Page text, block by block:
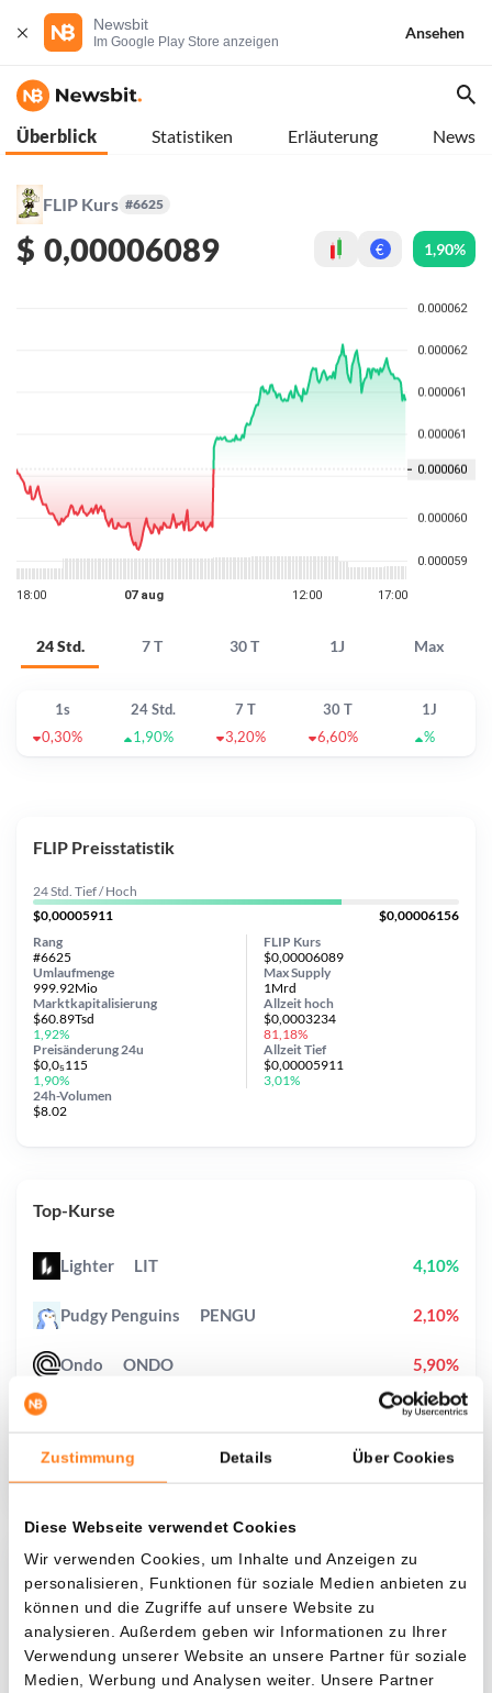
Zustimmung Details Über Cookies
Diese Webseite verwendet Cookies
Wir verwenden Cookies, um Inhalte und Anzeigen zu
personalisieren, Funktionen für soziale Medien anbieten zu
können und die Zugriffe auf unsere Website zu
analysieren. Außerdem geben wir Informationen zu Ihrer
Verwendung unserer Website an unsere Partner für soziale
Medien, Werbung und Analysen weiter. Unsere Partner
Newsbit
Im Google Play Store anzeigen
Ansehen
Überblick Statistiken Erläuterung News
FLIP Kurs #6625
$ 0,00006089 € 1,90%
24 Std. 7 T 30 T 1J Max
1s 24 Std. 7 T 30 T
1J
0,30%
1,90% 3,20% 6,60% %
Was, wenn ich...?
Zie hoeveel waarde je vandaag zou hebben als
je dollar-cost averaging had toegepast op
verschillende cryptocurrencies.
FLIP Preisstatistik
24 Std. Tief / Hoch
$0,00005911
$0,00006156
FLIP Kurs
$0,00006089
Umlaufmenge
999.92Mio
Preisänderung 24u
$0,0₅115
1,90%
Max Supply
1Mrd
Marktkapitalisierung
$60.89Tsd
1,92%
24h-Volumen
$8.02
Rang
#6625
Allzeithoch
$0,0003234
81,18%
AllzeitTief
$0,00005911
3,01%
Top-Kurse
Lighter LIT 4,10%
Pudgy Penguins PENGU 2,10%
Ondo ONDO 5,90%
3,00%
Cash Cat CASHCAT 18,10%